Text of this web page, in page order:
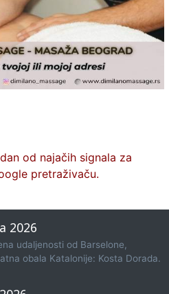
od najačih signala za
pretraživaču.
2026
udaljenosti od Barselone,
obala Katalonije: Kosta Dorada.